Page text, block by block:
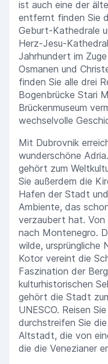
ist auch eine der
entfernt finden Sie
Geburt-Kathedrale
Herz-Jesu-
Jahrhundert im
Osmanen und
finden Sie alle drei
Bogenbrücke Stari
Brückenmuseum
wechselvolle
Mit Dubrovnik
wunderschöne
gehört zum
Sie außerdem die
Hafen der Stadt
Ambiente, das
verzaubert hat. Von
nach Montenegro.
wilde, ursprüngliche
Kotor vereint die
Faszination der
kulturhistorischen
gehört die Stadt
UNESCO. Reisen
durchstreifen Sie
Altstadt, die von
die die Venezianer